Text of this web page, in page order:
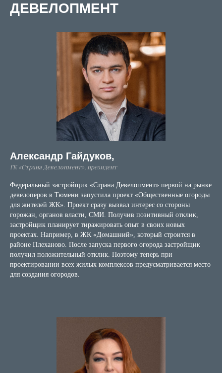
ДЕВЕЛОПМЕНТ
Александр Гайдуков,
ГК «Страна Девелопмент», президент
Федеральный застройщик «Страна Девелопмент» первой на рынке
девелоперов в Тюмени запустила проект «Общественные огороды
для жителей ЖК». Проект сразу вызвал интерес со стороны
горожан, органов власти, СМИ. Получив позитивный отклик,
застройщик планирует тиражировать опыт в своих новых
проектах. Например, в ЖК «Домашний», который строится в
районе Плеханово. После запуска первого огорода застройщик
получил положительный отклик. Поэтому теперь при
проектировании всех жилых комплексов предусматривается место
для создания огородов.